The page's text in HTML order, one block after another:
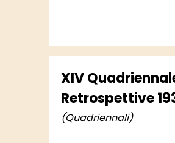
XIV
Retrospettive
(Quadriennali)